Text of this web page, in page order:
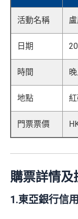
活動名稱
日期
時間
地點
門票票價
購票詳情及
1.東亞銀行信